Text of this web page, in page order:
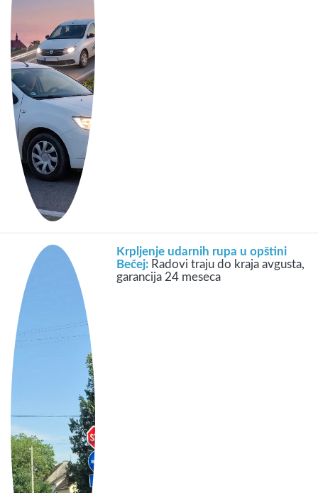
Krpljenje udarnih rupa u opštini
Bečej: Radovi traju do kraja avgusta,
garancija 24 meseca